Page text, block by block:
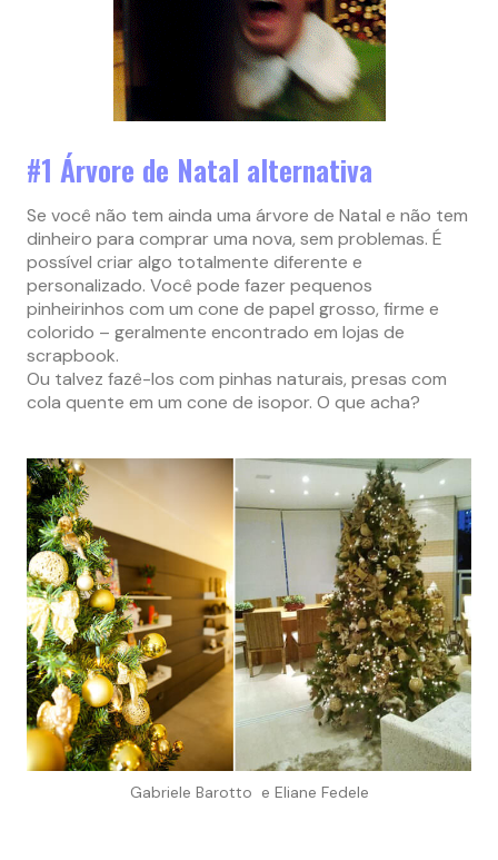
#1 Árvore de Natal alternativa
Se você não tem ainda uma árvore de Natal e não tem
dinheiro para comprar uma nova, sem problemas. É
possível criar algo totalmente diferente e
personalizado. Você pode fazer pequenos
pinheirinhos com um cone de papel grosso, firme e
colorido – geralmente encontrado em lojas de
scrapbook.
Ou talvez fazê-los com pinhas naturais, presas com
cola quente em um cone de isopor. O que acha?
Gabriele Barotto e Eliane Fedele